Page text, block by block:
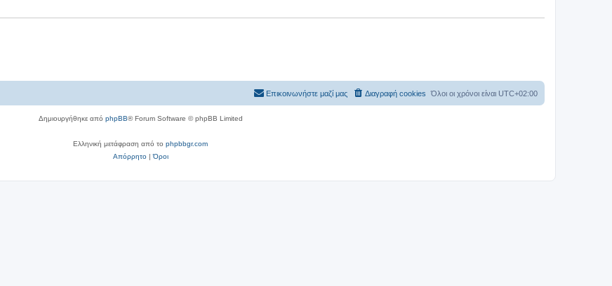
Όλοι οι χρόνοι είναι UTC+02:00
Διαγραφή cookies
Επικοινωνήστε μαζί μας
Δημιουργήθηκε από phpBB® Forum Software © phpBB Limited
Ελληνική μετάφραση από το phpbbgr.com
Απόρρητο|Όροι